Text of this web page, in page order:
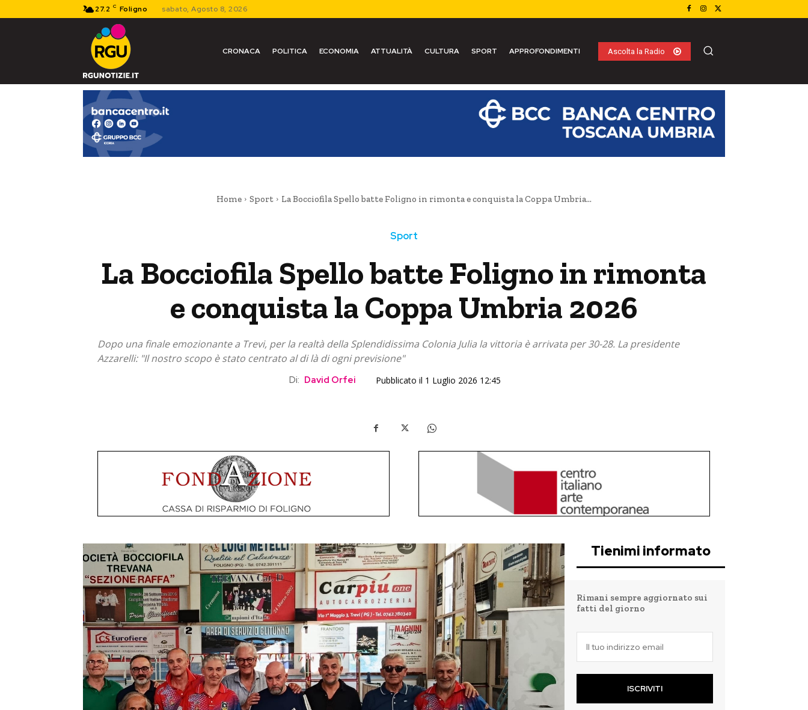
27.2 C Foligno sabato, Agosto 8, 2026
CRONACA POLITICA ECONOMIA ATTUALITÀ CULTURA SPORT APPROFONDIMENTI Ascolta la Radio
Home Sport La Bocciofila Spello batte Foligno in rimonta e conquista la Coppa Umbria...
Sport
La Bocciofila Spello batte Foligno in rimonta
e conquista la Coppa Umbria 2026
Dopo una finale emozionante a Trevi, per la realtà della Splendidissima Colonia Julia la vittoria è arrivata per 30-28. La presidente
Azzarelli: "Il nostro scopo è stato centrato al di là di ogni previsione"
Di: David Orfei Pubblicato il 1 Luglio 2026 12:45
Tienimi informato
Rimani sempre aggiornato sui
fatti del giorno
ISCRIVITI